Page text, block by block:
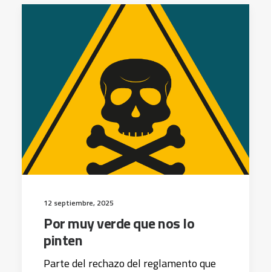
12 septiembre, 2025
Por muy verde que nos lo
pinten
Parte del rechazo del reglamento que